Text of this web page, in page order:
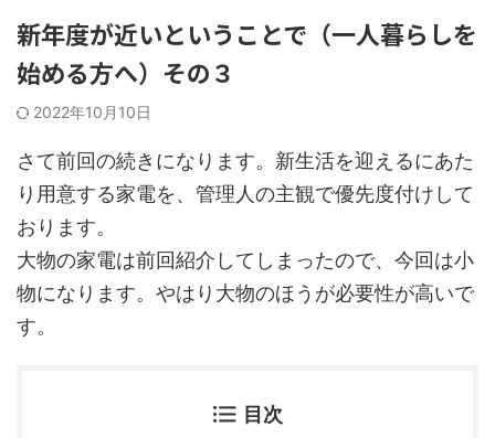
新年度が近いということで（一人暮らしを
始める方へ）その３
2022年10月10日
さて前回の続きになります。新生活を迎えるにあた
り用意する家電を、管理人の主観で優先度付けして
おります。
大物の家電は前回紹介してしまったので、今回は小
物になります。やはり大物のほうが必要性が高いで
す。
目次